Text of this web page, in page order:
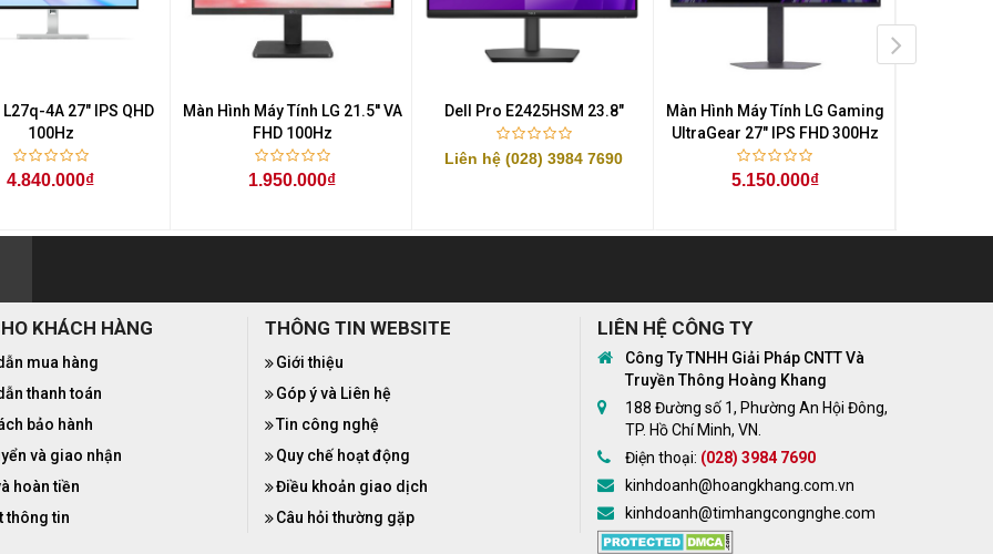
4A 27" IPS QHD
100Hz
4.840.000₫
Màn Hình Máy Tính LG 21.5'' VA
FHD 100Hz
1.950.000₫
Dell Pro E2425HSM 23.8"
Liên hệ (028) 3984 7690
Màn Hình Máy Tính LG Gaming
UltraGear 27" IPS FHD 300Hz
5.150.000₫
KHÁCH HÀNG
mua hàng
thanh toán
bảo hành
và giao nhận
hoàn tiền
thông tin
THÔNG TIN WEBSITE
Giới thiệu
Góp ý và Liên hệ
Tin công nghệ
Quy chế hoạt động
Điều khoản giao dịch
Câu hỏi thường gặp
LIÊN HỆ CÔNG TY
Công Ty TNHH Giải Pháp CNTT Và
Truyền Thông Hoàng Khang
188 Đường số 1, Phường An Hội Đông,
TP. Hồ Chí Minh, VN.
Điện thoại: (028) 3984 7690
kinhdoanh@hoangkhang.com.vn
kinhdoanh@timhangcongnghe.com